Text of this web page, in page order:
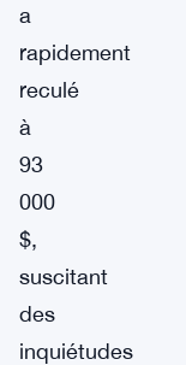
a
rapidement
reculé
à
93
000
$,
suscitant
des
inquiétudes